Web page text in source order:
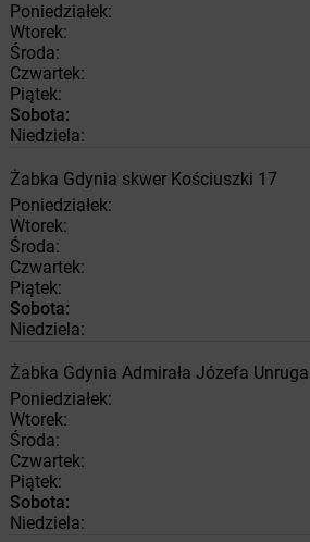
Poniedziałek:
Wtorek:
Środa:
Czwartek:
Piątek:
Sobota:
Niedziela:
Żabka Gdynia skwer Kościuszki 17
Poniedziałek:
Wtorek:
Środa:
Czwartek:
Piątek:
Sobota:
Niedziela:
Żabka Gdynia Admirała Józefa
Poniedziałek:
Wtorek:
Środa:
Czwartek:
Piątek:
Sobota:
Niedziela: